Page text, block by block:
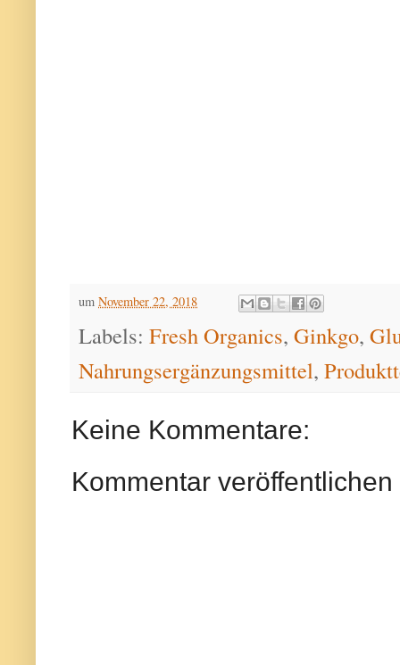
um November 22, 2018
Labels: Fresh Organics, Ginkgo,
Nahrungsergänzungsmittel,
Keine Kommentare:
Kommentar veröffentlichen